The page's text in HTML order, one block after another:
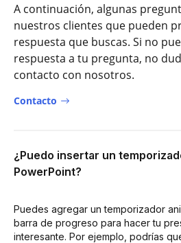
A continuación, algunas
nuestros clientes que pueden
respuesta que buscas. Si no
respuesta a tu pregunta, no
contacto con nosotros.
Contacto
¿Puedo insertar un
PowerPoint?
Puedes agregar un temporizador
barra de progreso para hacer tu
interesante. Por ejemplo, podrías